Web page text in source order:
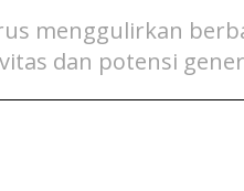
menggulirkan
dan potensi